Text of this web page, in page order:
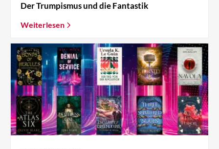
Der Trumpismus und die Fantastik
Weiterlesen